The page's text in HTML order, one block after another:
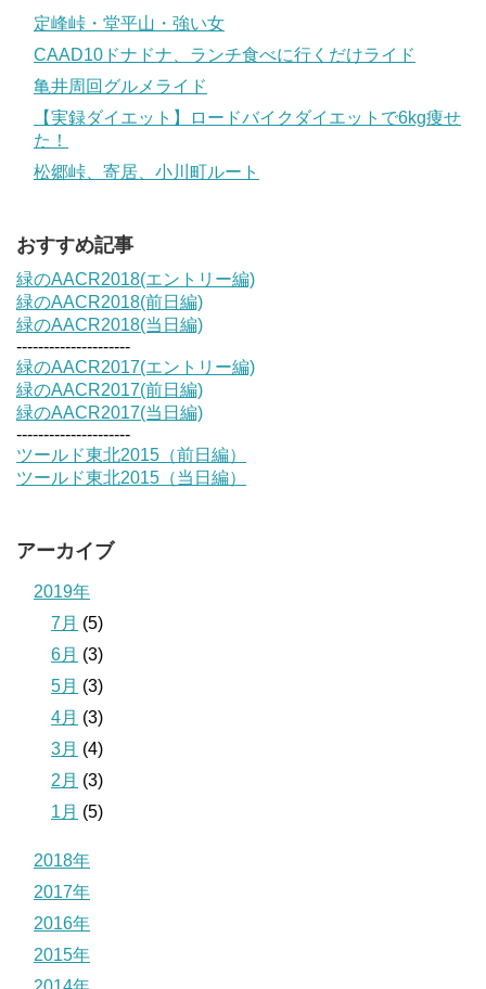
定峰峠・堂平山・強い女
CAAD10ドナドナ、ランチ食べに行くだけライド
亀井周回グルメライド
【実録ダイエット】ロードバイクダイエットで6kg痩せ
た！
松郷峠、寄居、小川町ルート
おすすめ記事
緑のAACR2018(エントリー編)
緑のAACR2018(前日編)
緑のAACR2018(当日編)
---------------------
緑のAACR2017(エントリー編)
緑のAACR2017(前日編)
緑のAACR2017(当日編)
---------------------
ツールド東北2015（前日編）
ツールド東北2015（当日編）
アーカイブ
2019年
7月 (5)
6月 (3)
5月 (3)
4月 (3)
3月 (4)
2月 (3)
1月 (5)
2018年
2017年
2016年
2015年